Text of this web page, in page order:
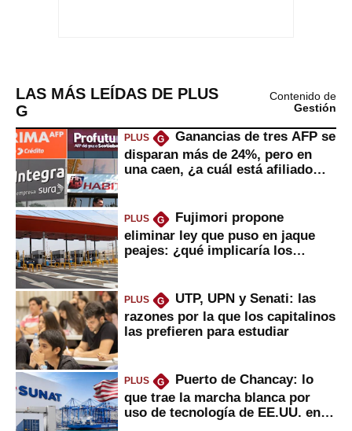
LAS MÁS LEÍDAS DE PLUS
G
Contenido de
Gestión
PLUS G
Ganancias de tres AFP se
disparan más de 24%, pero en
una caen, ¿a cuál está afiliado
PLUS G
Fujimori propone
eliminar ley que puso en jaque
peajes: ¿qué implicaría los
PLUS G
UTP, UPN y Senati: las
razones por la que los capitalinos
las prefieren para estudiar
PLUS G
Puerto de Chancay: lo
que trae la marcha blanca por
uso de tecnología de EE.UU. en